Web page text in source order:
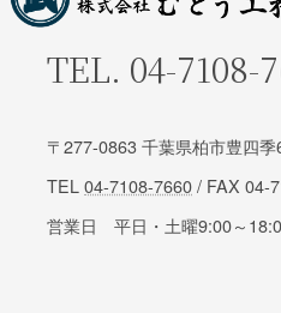
TEL. 04-7108-
〒277-0863 千葉県柏市豊四
TEL 04-7108-7660/ FAX 04-
営業日 平日・土曜9:00～